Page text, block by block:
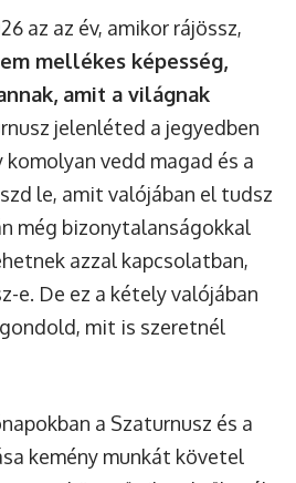
az az év, amikor rájössz,
mellékes képesség,
amit a világnak
jelenléted a jegyedben
vedd magad és a
le, amit valójában el tudsz
még bizonytalanságokkal
azzal kapcsolatban,
e. De ez a kétely valójában
mit is szeretnél
a Szaturnusz és a
kemény munkát követel